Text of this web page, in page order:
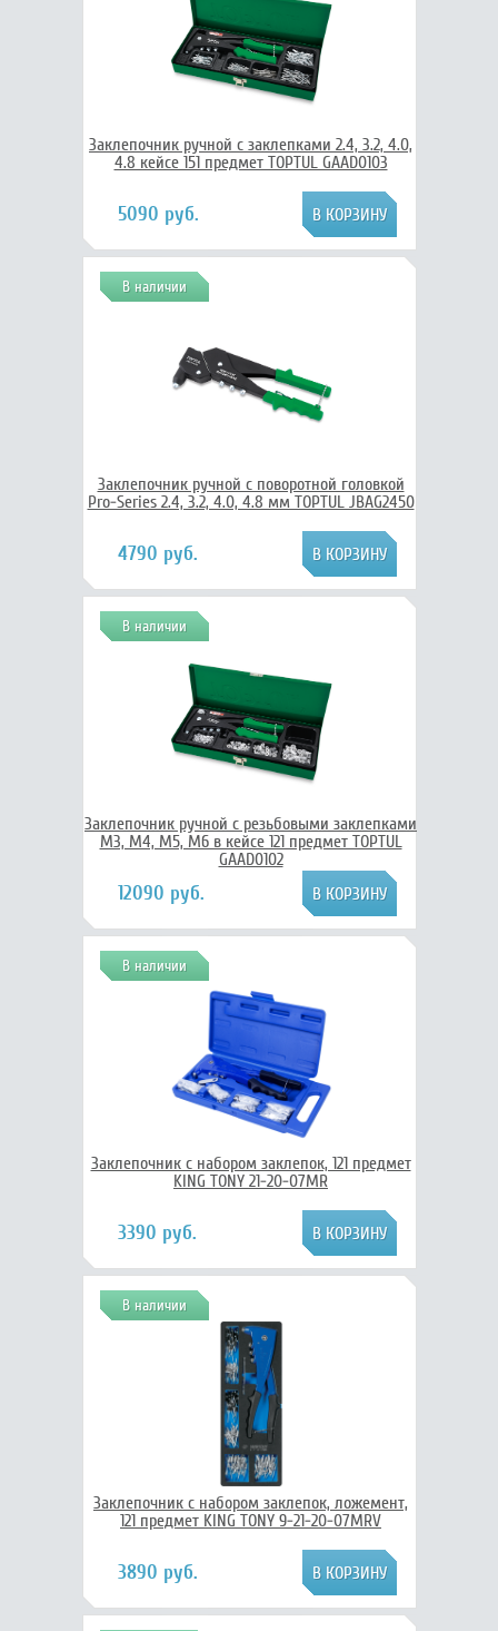
Заклепочник ручной c заклепками 2.4, 3.2, 4.0,
4.8 кейсе 151 предмет TOPTUL GAAD0103
5090 руб.
В наличии
Заклепочник ручной с поворотной головкой
Pro-Series 2.4, 3.2, 4.0, 4.8 мм TOPTUL JBAG2450
4790 руб.
В наличии
Заклепочник ручной с резьбовыми заклепками
M3, M4, M5, M6 в кейсе 121 предмет TOPTUL
GAAD0102
12090 руб.
В наличии
Заклепочник с набором заклепок, 121 предмет
KING TONY 21-20-07MR
3390 руб.
В наличии
Заклепочник с набором заклепок, ложемент,
121 предмет KING TONY 9-21-20-07MRV
3890 руб.